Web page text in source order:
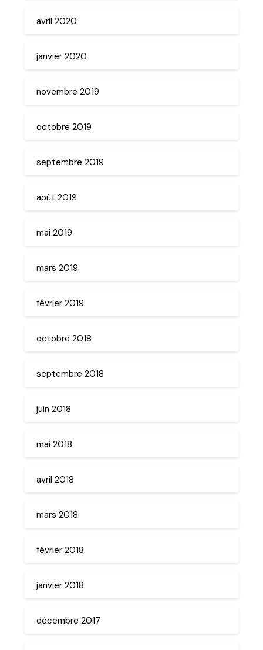
avril 2020
janvier 2020
novembre 2019
octobre 2019
septembre 2019
août 2019
mai 2019
mars 2019
février 2019
octobre 2018
septembre 2018
juin 2018
mai 2018
avril 2018
mars 2018
février 2018
janvier 2018
décembre 2017